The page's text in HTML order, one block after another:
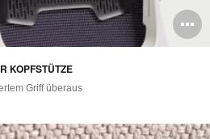
KOPFSTÜTZE
Griff überaus